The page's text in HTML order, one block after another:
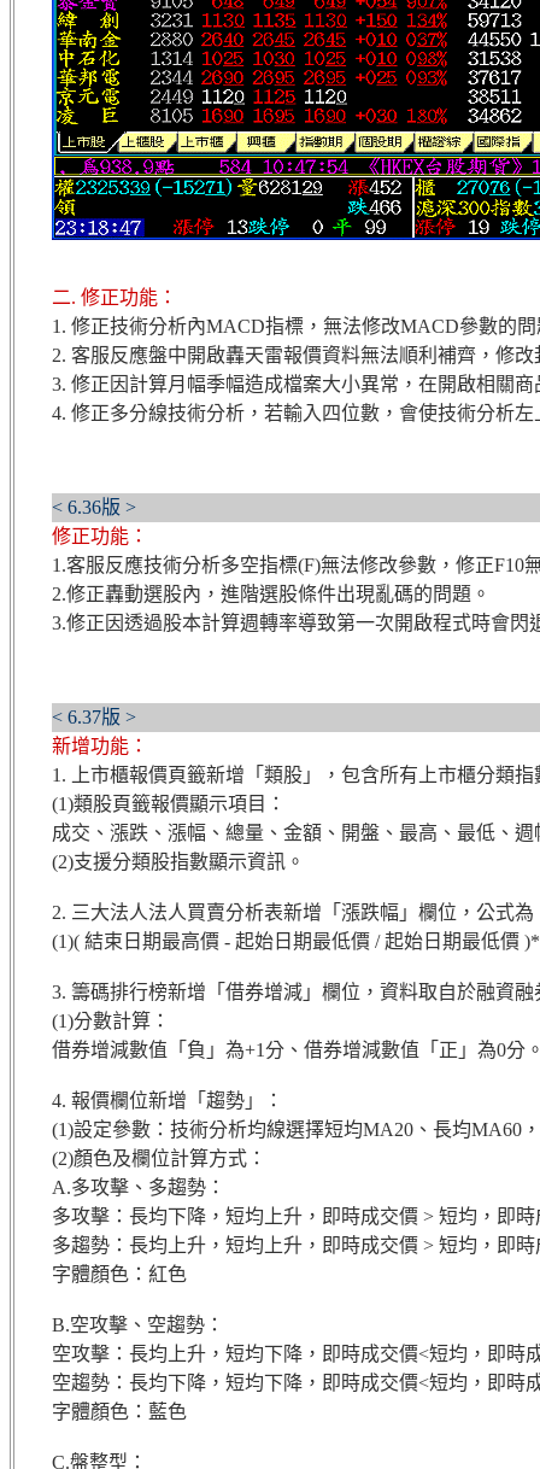
二. 修正功能：
1. 修正技術分析內MACD指標，無法修改MACD參數的
2. 客服反應盤中開啟轟天雷報價資料無法順利補齊，修
3. 修正因計算月幅季幅造成檔案大小異常，在開啟相關
4. 修正多分線技術分析，若輸入四位數，會使技術分析
< 6.36版 >
修正功能：
1.客服反應技術分析多空指標(F)無法修改參數，修正F10
2.修正轟動選股內，進階選股條件出現亂碼的問題。
3.修正因透過股本計算週轉率導致第一次開啟程式時會閃
< 6.37版 >
新增功能：
1. 上市櫃報價頁籤新增「類股」，包含所有上市櫃分類指
(1)類股頁籤報價顯示項目：
成交、漲跌、漲幅、總量、金額、開盤、最高、最低、
(2)支援分類股指數顯示資訊。
2. 三大法人法人買賣分析表新增「漲跌幅」欄位，公式為
(1)( 結束日期最高價 - 起始日期最低價 / 起始日期最低價
3. 籌碼排行榜新增「借券增減」欄位，資料取自於融資
(1)分數計算：
借券增減數值「負」為+1分、借券增減數值「正」為0分
4. 報價欄位新增「趨勢」：
(1)設定參數：技術分析均線選擇短均MA20、長均MA60
(2)顏色及欄位計算方式：
A.多攻擊、多趨勢：
多攻擊：長均下降，短均上升，即時成交價 > 短均，即
多趨勢：長均上升，短均上升，即時成交價 > 短均，即
字體顏色：紅色
B.空攻擊、空趨勢：
空攻擊：長均上升，短均下降，即時成交價<短均，即時
空趨勢：長均下降，短均下降，即時成交價<短均，即時
字體顏色：藍色
C.盤整型：